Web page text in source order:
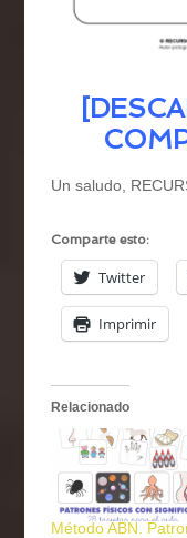
[
Un saludo,
Comparte esto:
Twitter
Imprimir
Relacionado
Método ABN.